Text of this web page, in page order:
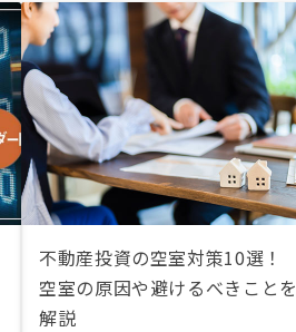
不動産投資の空室対策10選！
空室の原因や避けるべきことを
解説